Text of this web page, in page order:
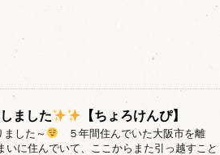
ました 【ちょろけんぴ】
した～
５年間住んでいた大阪市を離
に住んでいて、ここからまた引っ越すこと